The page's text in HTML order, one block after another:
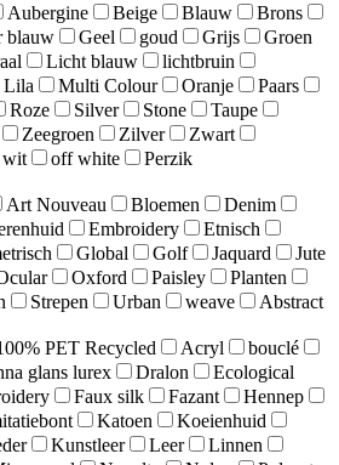
Aubergine Beige Blauw
Brons
blauw Geel goud Grijs
Groen
Licht blauw
lichtbruin
Lila Multi Colour Oranje
Paars
Roze Silver Stone
Taupe
Zeegroen Zilver
Zwart
wit off white
Perzik
Art Nouveau Bloemen
Denim
Embroidery
Etnisch
Global Golf Jaquard
Jute
Oxford Paisley
Planten
Strepen Urban weave
Abstract
PET Recycled Acryl
bouclé
glans lurex Dralon
Ecological
Faux silk Fazant
Hennep
Katoen
Koeienhuid
Kunstleer Leer
Linnen